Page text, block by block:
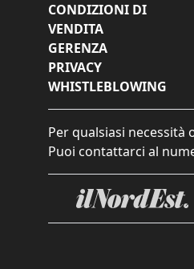
CONDIZIONI DI
VENDITA
GERENZA
PRIVACY
WHISTLEBLOWING
Per qualsiasi
Puoi contattarci al